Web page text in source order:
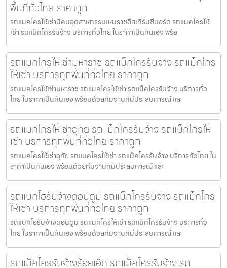
พื้นที่ทั่วไทย ราคาถูก
รถแมคโครให้เช่านิคมอุตสาหกรรมเหมราชอีสเทิร์นซีบอร์ด รถแมคโครให้
เช่า รถแม็คโครรับจ้าง บริการทั่วไทย ในราคาเป็นกันเอง พร้อ
รถแมคโครให้เช่ามหาราช รถแม็คโครรับจ้าง รถแม็คโคร
ให้เช่า บริการทุกพื้นที่ทั่วไทย ราคาถูก
รถแมคโครให้เช่ามหาราช รถแมคโครให้เช่า รถแม็คโครรับจ้าง บริการทั่ว
ไทย ในราคาเป็นกันเอง พร้อมด้วยทีมงานที่มีประสบการณ์ และ
รถแมคโครให้เช่าอุทัย รถแม็คโครรับจ้าง รถแม็คโครให้
เช่า บริการทุกพื้นที่ทั่วไทย ราคาถูก
รถแมคโครให้เช่าอุทัย รถแมคโครให้เช่า รถแม็คโครรับจ้าง บริการทั่วไทย ใน
ราคาเป็นกันเอง พร้อมด้วยทีมงานที่มีประสบการณ์ และ
รถแบคโฮรับจ้างดอนตูม รถแม็คโครรับจ้าง รถแม็คโคร
ให้เช่า บริการทุกพื้นที่ทั่วไทย ราคาถูก
รถแบคโฮรับจ้างดอนตูม รถแมคโครให้เช่า รถแม็คโครรับจ้าง บริการทั่ว
ไทย ในราคาเป็นกันเอง พร้อมด้วยทีมงานที่มีประสบการณ์ และ
รถแม็คโครรับจ้างร้อยเอ็ด รถแม็คโครรับจ้าง รถ